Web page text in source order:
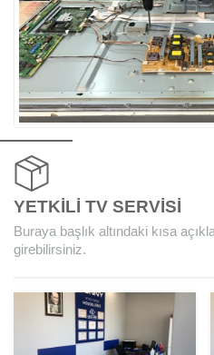
YETKİLİ TV SERVİSİ
Buraya başlık altındaki kısa
girebilirsiniz.